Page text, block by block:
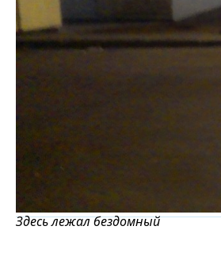
Здесь лежал бездомный